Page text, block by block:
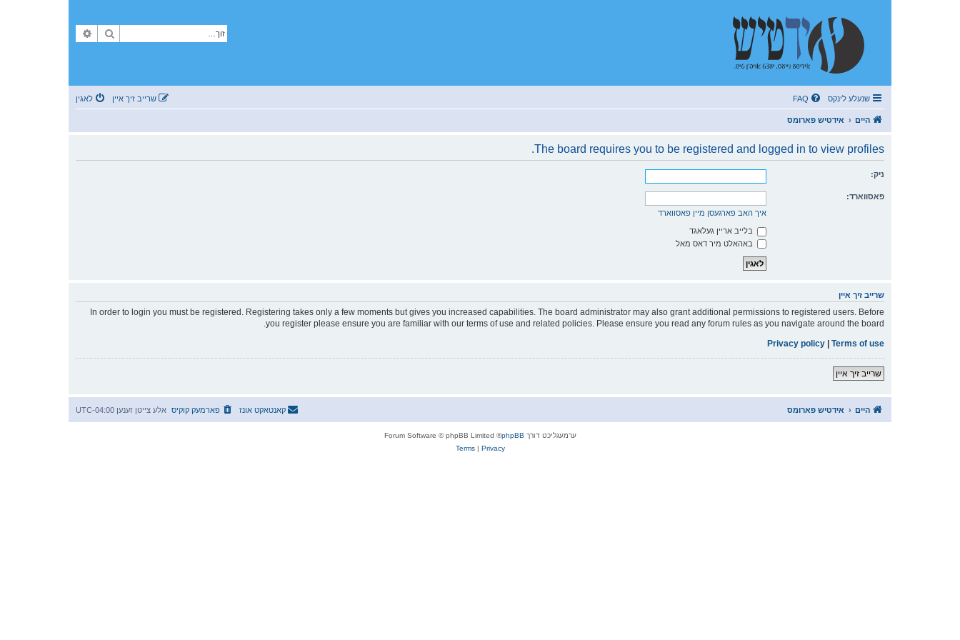
זוך
שנעלע לינקס FAQ לאגין שרייב זיך איין
היים אידטיש פארומס
The board requires you to be registered and logged in to view profiles.
ניק:
פאסווארד:
איך האב פארגעסן מיין פאסווארד
בלייב אריין געלאגד
באהאלט מיר דאס מאל
שרייב זיך איין
In order to login you must be registered. Registering takes only a few moments but gives you increased capabilities. The board administrator may also grant additional permissions to registered users. Before
you register please ensure you are familiar with our terms of use and related policies. Please ensure you read any forum rules as you navigate around the board.
Terms of use
|
Privacy policy
שרייב זיך איין
היים אידטיש פארומס אלע צייטן זענען UTC-04:00 פארמעק קוקיס קאנטאקט אונז
ערמעגליכט דורך phpBB
® Forum Software © phpBB Limited
Privacy
|
Terms